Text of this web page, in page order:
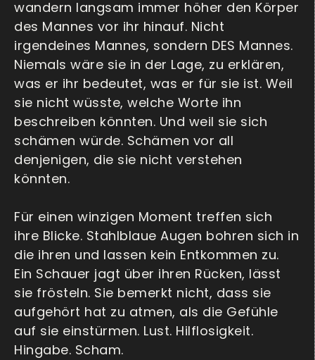
wandern langsam immer höher den Körper
des Mannes vor ihr hinauf. Nicht
irgendeines Mannes, sondern DES Mannes.
Niemals wäre sie in der Lage, zu erklären,
was er ihr bedeutet, was er für sie ist. Weil
sie nicht wüsste, welche Worte ihn
beschreiben könnten. Und weil sie sich
schämen würde. Schämen vor all
denjenigen, die sie nicht verstehen
könnten.
Für einen winzigen Moment treffen sich
ihre Blicke. Stahlblaue Augen bohren sich in
die ihren und lassen kein Entkommen zu.
Ein Schauer jagt über ihren Rücken, lässt
sie frösteln. Sie bemerkt nicht, dass sie
aufgehört hat zu atmen, als die Gefühle
auf sie einstürmen. Lust. Hilflosigkeit.
Hingabe. Scham.